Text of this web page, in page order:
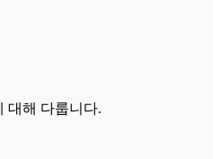
대해 다룹니다.